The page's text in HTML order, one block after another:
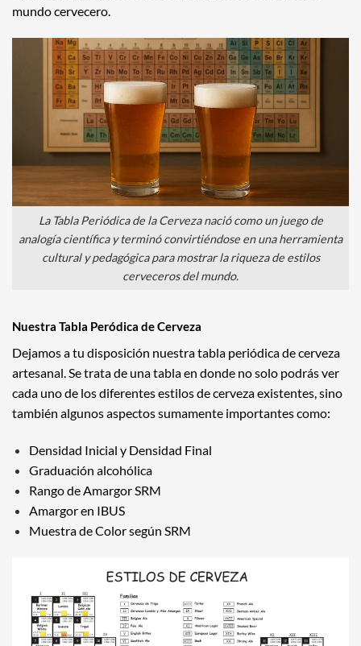
mundo cervecero.
La Tabla Periódica de la Cerveza nació como un juego de
analogía científica y terminó convirtiéndose en una herramienta
cultural y pedagógica para mostrar la riqueza de estilos
cerveceros del mundo.
Nuestra Tabla Peródica de Cerveza
Dejamos a tu disposición nuestra tabla periódica de cerveza
artesanal. Se trata de una tabla en donde no solo podrás ver
cada uno de los diferentes estilos de cerveza existentes, sino
también algunos aspectos sumamente importantes como:
Densidad Inicial y Densidad Final
Graduación alcohólica
Rango de Amargor SRM
Amargor en IBUS
Muestra de Color según SRM